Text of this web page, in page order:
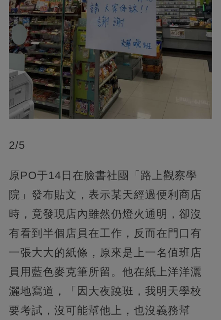
2/5
原PO于14日在臉書社團「路上觀察學
院」發布貼文，表示某天經過便利商店
時，竟發現店內雖然仍燈火通明，卻沒
有看到半個店員在工作，反而在門口有
一張大大的紙條，原來是上一名值班店
員用藍色麥克筆所留。他在紙上洋洋灑
灑地寫道，「因大夜蹺班，我明天學校
要考試，沒可能幫他上，也沒義務幫